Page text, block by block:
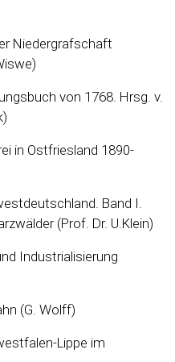
Niedergrafschaft
von 1768. Hrsg. v.
in Ostfriesland 1890-
Band I.
(Prof. Dr. U.Klein)
Industrialisierung
(G. Wolff)
Lippe im